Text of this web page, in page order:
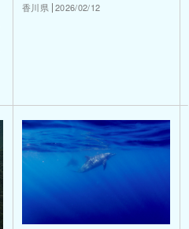
香川県 2026/02/12